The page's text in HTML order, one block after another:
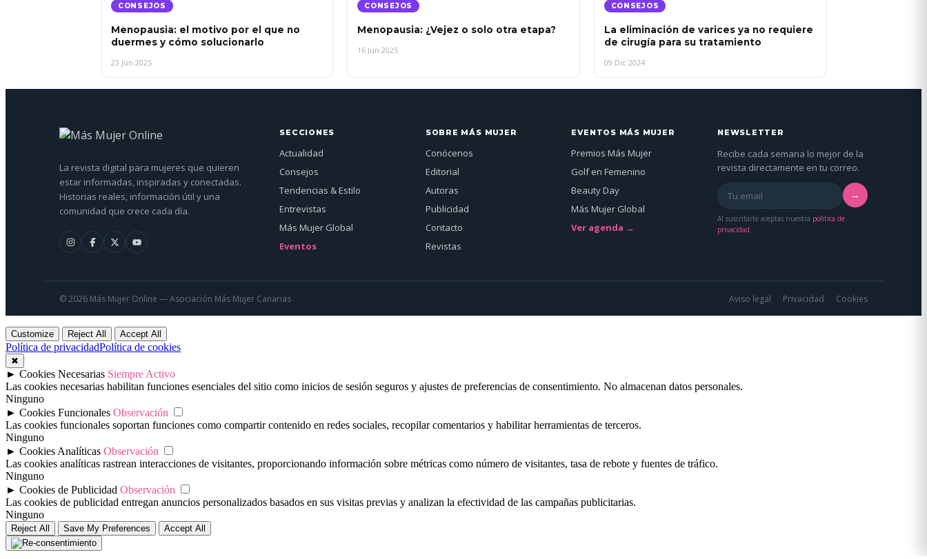
CONSEJOS
Menopausia: el motivo por el que no
duermes y cómo solucionarlo
23 Jun 2025
CONSEJOS
Menopausia: ¿Vejez o solo otra etapa?
16 Jun 2025
CONSEJOS
La eliminación de varices ya no requiere
de cirugía para su tratamiento
09 Dic 2024
La revista digital para mujeres que quieren
estar informadas, inspiradas y conectadas.
Historias reales, información útil y una
comunidad que crece cada día.
SECCIONES
Actualidad
Consejos
Tendencias & Estilo
Entrevistas
Más Mujer Global
Eventos
SOBRE MÁS MUJER
Conócenos
Editorial
Autoras
Publicidad
Contacto
Revistas
EVENTOS MÁS MUJER
Premios Más Mujer
Golf en Femenino
Beauty Day
Más Mujer Global
Ver agenda →
NEWSLETTER
Recibe cada semana lo mejor de la
revista directamente en tu correo.
→
Al suscribirte aceptas nuestra política de
privacidad.
© 2026 Más Mujer Online — Asociación Más Mujer Canarias Aviso legal Privacidad Cookies
Customize Reject All Accept All
Política de privacidadPolítica de cookies
✖
► Cookies Necesarias Siempre Activo
Las cookies necesarias habilitan funciones esenciales del sitio como inicios de sesión seguros y ajustes de preferencias de consentimiento. No almacenan datos personales.
Ninguno
► Cookies Funcionales Observación
Las cookies funcionales soportan funciones como compartir contenido en redes sociales, recopilar comentarios y habilitar herramientas de terceros.
Ninguno
► Cookies Analíticas Observación
Las cookies analíticas rastrean interacciones de visitantes, proporcionando información sobre métricas como número de visitantes, tasa de rebote y fuentes de tráfico.
Ninguno
► Cookies de Publicidad Observación
Las cookies de publicidad entregan anuncios personalizados basados en sus visitas previas y analizan la efectividad de las campañas publicitarias.
Ninguno
Reject All Save My Preferences Accept All